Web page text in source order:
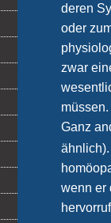
deren
oder
zwar
müssen.
Ganz
wenn er